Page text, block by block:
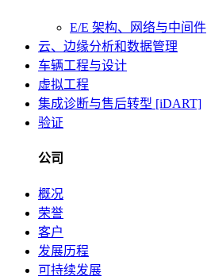
E/E 架构、网络与中间件
云、边缘分析和数据管理
车辆工程与设计
虚拟工程
集成诊断与售后转型 [iDART]
验证
公司
概况
荣誉
客户
发展历程
可持续发展